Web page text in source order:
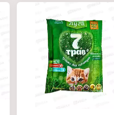
распределяется по всей
дефекты изнутри. Новая формула с
жидкими кератинами придаёт
здоровый и притягательный блеск.
Характеристики:
Производитель: Neoterica
Бренд: Rolf Club Keratin+
Артикул: R505
Линейка: complex Intensive
Тип товара: Шампунь
Назначение: для жесткошерстных
Вариация: Питательный
Объем: 400 мл